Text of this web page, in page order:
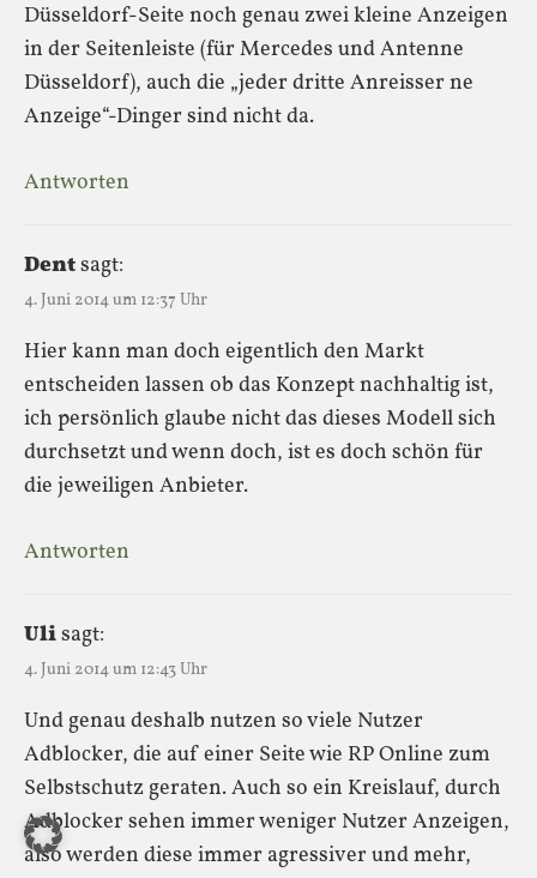
Düsseldorf-Seite noch genau zwei kleine Anzeigen
in der Seitenleiste (für Mercedes und Antenne
Düsseldorf), auch die „jeder dritte Anreisser ne
Anzeige“-Dinger sind nicht da.
Antworten
Dentsagt:
4. Juni 2014 um 12:37 Uhr
Hier kann man doch eigentlich den Markt
entscheiden lassen ob das Konzept nachhaltig ist,
ich persönlich glaube nicht das dieses Modell sich
durchsetzt und wenn doch, ist es doch schön für
die jeweiligen Anbieter.
Antworten
Ulisagt:
4. Juni 2014 um 12:43 Uhr
Und genau deshalb nutzen so viele Nutzer
Adblocker, die auf einer Seite wie RP Online zum
Selbstschutz geraten. Auch so ein Kreislauf, durch
Adblocker sehen immer weniger Nutzer Anzeigen,
also werden diese immer agressiver und mehr,